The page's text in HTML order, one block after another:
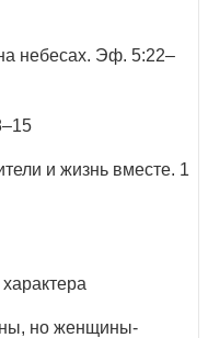
небесах. Эф. 5:22–
и жизнь вместе. 1
но женщины-